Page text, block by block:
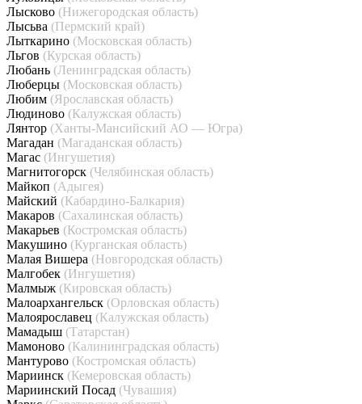
Лысково (Нижегородская область)
Лысьва (Пермский край)
Лыткарино (Московская область)
Льгов (Курская область)
Любань (Ленинградская область)
Люберцы (Московская область)
Любим (Ярославская область)
Людиново (Калужская область)
Лянтор (Ханты-Мансийский АО — Югра)
Магадан (Магаданская область)
Магас (Ингушетия)
Магнитогорск (Челябинская область)
Майкоп (Адыгея)
Майский (Кабардино-Балкария)
Макаров (Сахалинская область)
Макарьев (Костромская область)
Макушино (Курганская область)
Малая Вишера (Новгородская область)
Малгобек (Ингушетия)
Малмыж (Кировская область)
Малоархангельск (Орловская область)
Малоярославец (Калужская область)
Мамадыш (Татарстан)
Мамоново (Калининградская область)
Мантурово (Костромская область)
Мариинск (Кемеровская область)
Мариинский Посад (Чувашия)